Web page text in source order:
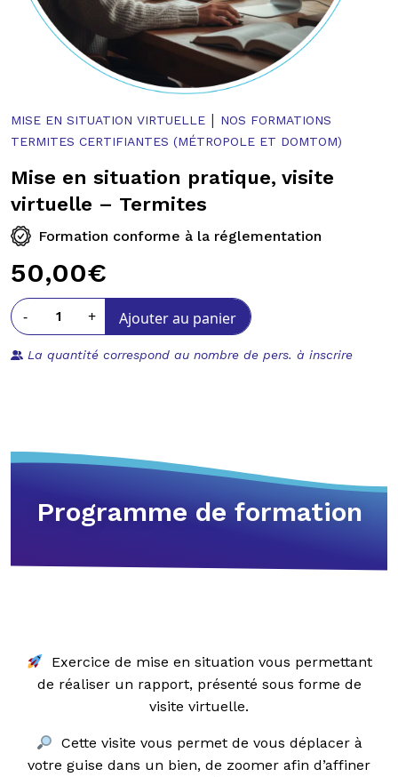
MISE EN SITUATION VIRTUELLE | NOS FORMATIONS
TERMITES CERTIFIANTES (MÉTROPOLE ET DOMTOM)
Mise en situation pratique, visite
virtuelle – Termites
Formation conforme à la réglementation
50,00€
- + Ajouter au panier
La quantité correspond au nombre de pers. à inscrire
Programme de formation
Exercice de mise en situation vous permettant
de réaliser un rapport, présenté sous forme de
visite virtuelle.
Cette visite vous permet de vous déplacer à
votre guise dans un bien, de zoomer afin d’affiner